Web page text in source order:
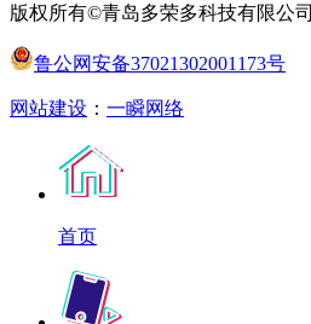
版权所有©青岛多荣多科技有限公司
鲁公网安备37021302001173号
网站建设 ： 一瞬网络
首页